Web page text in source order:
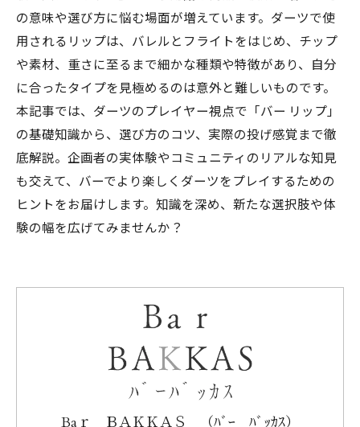
の意味や選び方に悩む場面が増えています。ダーツで使
用されるリップは、バレルとフライトをはじめ、チップ
や素材、重さに至るまで細かな種類や特徴があり、自分
に合ったタイプを見極めるのは意外と難しいものです。
本記事では、ダーツのプレイヤー視点で「バー リップ」
の基礎知識から、選び方のコツ、実際の投げ感覚まで徹
底解説。企画者の実体験やコミュニティのリアルな知見
も交えて、バーでより楽しくダーツをプレイするための
ヒントをお届けします。知識を深め、新たな選択肢や体
験の幅を広げてみませんか？
Baｒ ＢＡＫＫＡＳ （ﾊﾞｰ ﾊﾞｯｶｽ）